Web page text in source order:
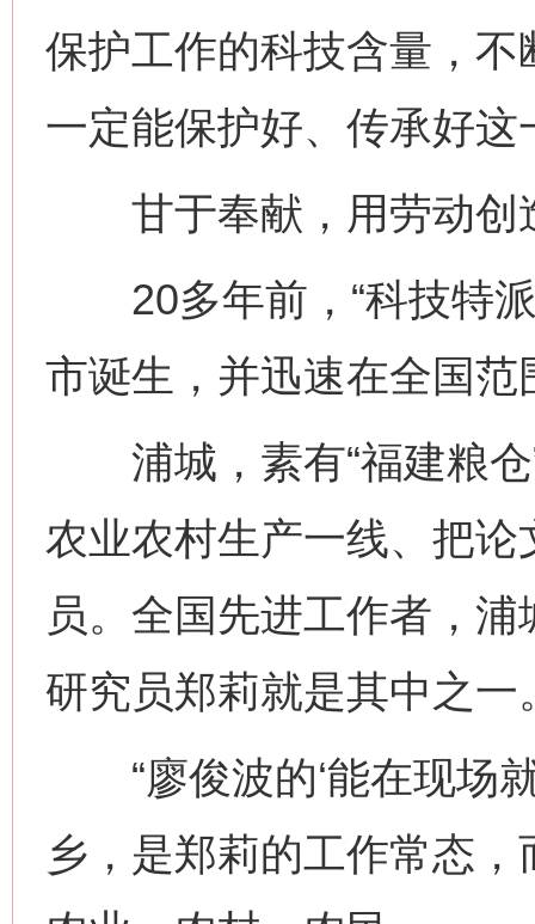
保护工作的科技含量，
一定能保护好、传承好
甘于奉献，用劳动创
20多年前，“科技特派
市诞生，并迅速在全国范
浦城，素有“福建粮仓
农业农村生产一线、把
员。全国先进工作者，
研究员郑莉就是其中之一
“廖俊波的‘能在现场就
乡，是郑莉的工作常态